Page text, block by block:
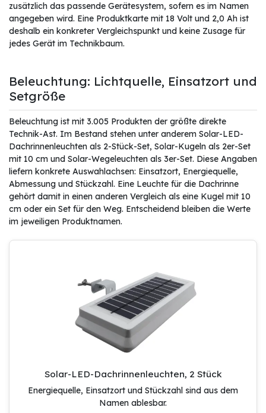
zusätzlich das passende Gerätesystem, sofern es im Namen
angegeben wird. Eine Produktkarte mit 18 Volt und 2,0 Ah ist
deshalb ein konkreter Vergleichspunkt und keine Zusage für
jedes Gerät im Technikbaum.
Beleuchtung: Lichtquelle, Einsatzort und
Setgröße
Beleuchtung ist mit 3.005 Produkten der größte direkte
Technik-Ast. Im Bestand stehen unter anderem Solar-LED-
Dachrinnenleuchten als 2-Stück-Set, Solar-Kugeln als 2er-Set
mit 10 cm und Solar-Wegeleuchten als 3er-Set. Diese Angaben
liefern konkrete Auswahlachsen: Einsatzort, Energiequelle,
Abmessung und Stückzahl. Eine Leuchte für die Dachrinne
gehört damit in einen anderen Vergleich als eine Kugel mit 10
cm oder ein Set für den Weg. Entscheidend bleiben die Werte
im jeweiligen Produktnamen.
Solar-LED-Dachrinnenleuchten, 2 Stück
Energiequelle, Einsatzort und Stückzahl sind aus dem
Namen ablesbar.